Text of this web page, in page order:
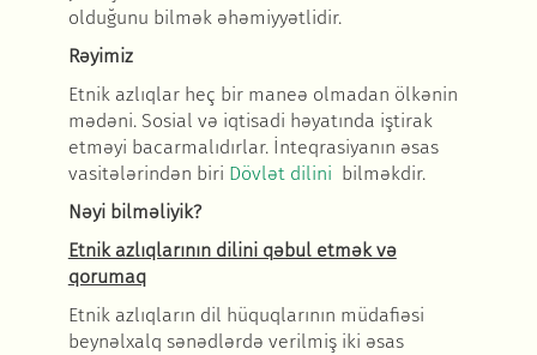
olduğunu bilmək əhəmiyyətlidir.
Rəyimiz
Etnik azlıqlar heç bir maneə olmadan ölkənin
mədəni. Sosial və iqtisadi həyatında iştirak
etməyi bacarmalıdırlar. İnteqrasiyanın əsas
vasitələrindən biri Dövlət dilini bilməkdir.
Nəyi bilməliyik?
Etnik azlıqlarının dilini qəbul etmək və
qorumaq
Etnik azlıqların dil hüquqlarının müdafiəsi
beynəlxalq sənədlərdə verilmiş iki əsas